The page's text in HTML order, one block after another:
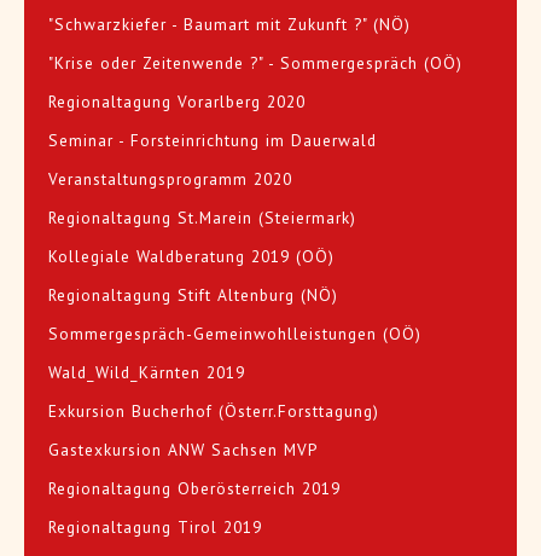
"Schwarzkiefer - Baumart mit Zukunft ?" (NÖ)
"Krise oder Zeitenwende ?" - Sommergespräch (OÖ)
Regionaltagung Vorarlberg 2020
Seminar - Forsteinrichtung im Dauerwald
Veranstaltungsprogramm 2020
Regionaltagung St.Marein (Steiermark)
Kollegiale Waldberatung 2019 (OÖ)
Regionaltagung Stift Altenburg (NÖ)
Sommergespräch-Gemeinwohlleistungen (OÖ)
Wald_Wild_Kärnten 2019
Exkursion Bucherhof (Österr.Forsttagung)
Gastexkursion ANW Sachsen MVP
Regionaltagung Oberösterreich 2019
Regionaltagung Tirol 2019